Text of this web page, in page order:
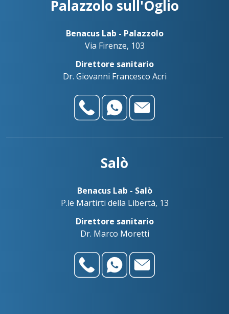
Palazzolo sull'Oglio
Benacus Lab - Palazzolo
Via Firenze, 103
Direttore sanitario
Dr. Giovanni Francesco Acri
Salò
Benacus Lab - Salò
P.le Martirti della Libertà, 13
Direttore sanitario
Dr. Marco Moretti